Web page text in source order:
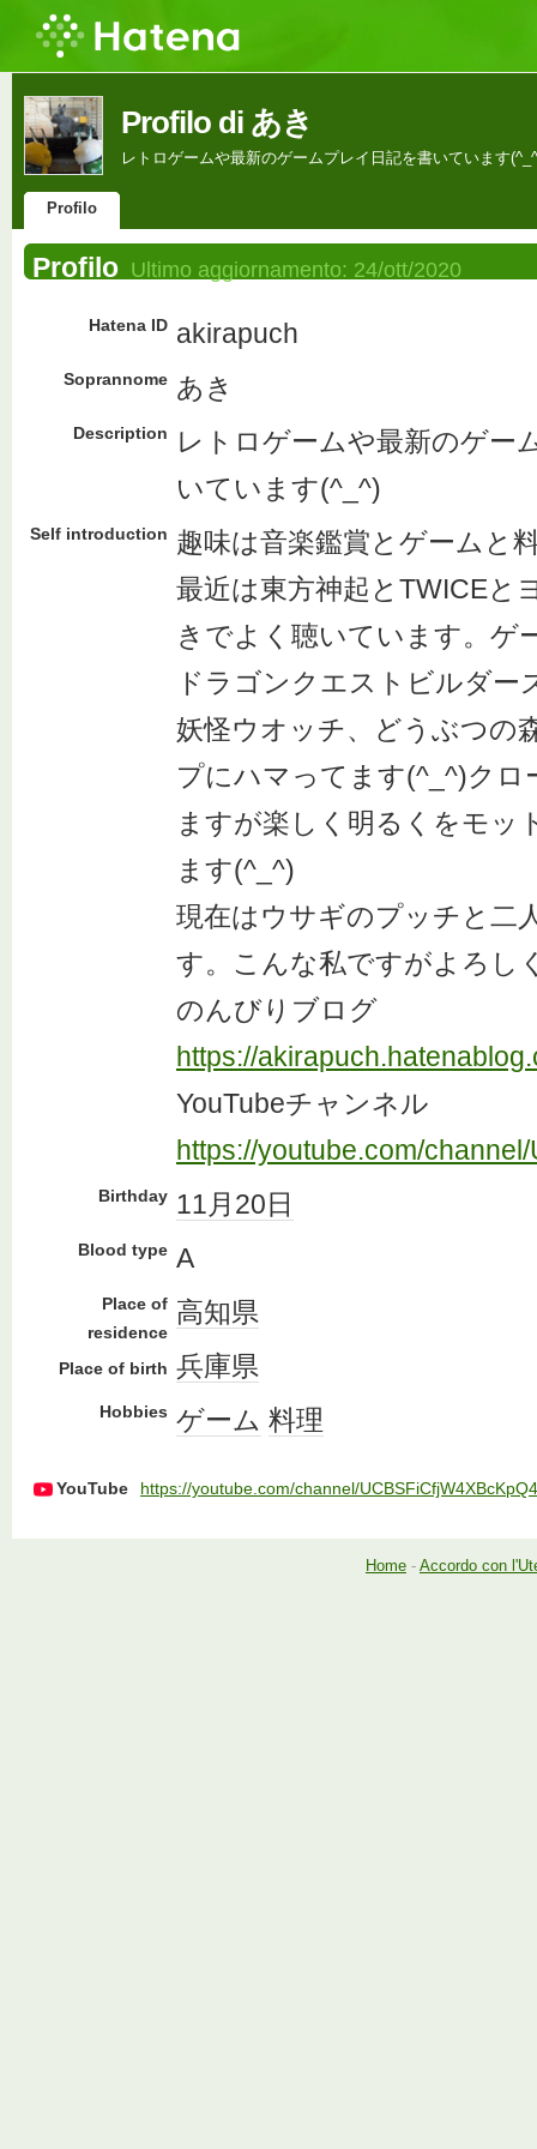
Profilo di あき
レトロゲームや最新のゲームプレイ日記を書いています
Profilo
Profilo Ultimo aggiornamento: 24/ott/2020
Hatena ID akirapuch
Soprannome あき
Description
レトロゲームや最新のゲー
いています(^_^)
Self introduction 趣味は音楽鑑賞とゲームと
最近は東方神起とTWICEと
きでよく聴いています。ゲ
ドラゴンクエストビルダー
妖怪ウオッチ、どうぶつの
プにハマってます(^_^)クロ
ますが楽しく明るくをモッ
ます(^_^)
現在はウサギのプッチと二
す。こんな私ですがよろし
のんびりブログ
https://
YouTubeチャンネル
https://youtube.com/
Birthday 11月20日
Blood type A
Place of
residence
高知県
Place of birth 兵庫県
Hobbies ゲーム 料理
YouTube https://youtube.com/channel/
Home - Accordo con